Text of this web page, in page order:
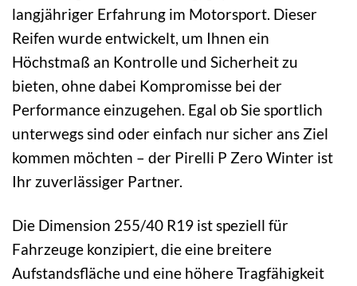
langjähriger Erfahrung im Motorsport. Dieser
Reifen wurde entwickelt, um Ihnen ein
Höchstmaß an Kontrolle und Sicherheit zu
bieten, ohne dabei Kompromisse bei der
Performance einzugehen. Egal ob Sie sportlich
unterwegs sind oder einfach nur sicher ans Ziel
kommen möchten – der Pirelli P Zero Winter ist
Ihr zuverlässiger Partner.
Die Dimension 255/40 R19 ist speziell für
Fahrzeuge konzipiert, die eine breitere
Aufstandsfläche und eine höhere Tragfähigkeit